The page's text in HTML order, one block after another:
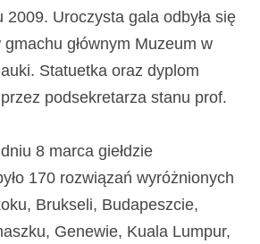
2009. Uroczysta gala odbyła się
głównym Muzeum w
Statuetka oraz dyplom
podsekretarza stanu prof.
8 marca giełdzie
170 rozwiązań wyróżnionych
Brukseli, Budapeszcie,
Genewie, Kuala Lumpur,